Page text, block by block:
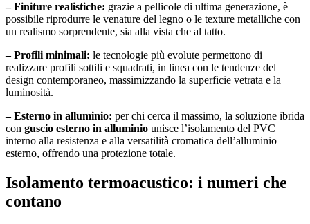
– Finiture realistiche: grazie a pellicole di ultima generazione, è
possibile riprodurre le venature del legno o le texture metalliche con
un realismo sorprendente, sia alla vista che al tatto.
– Profili minimali: le tecnologie più evolute permettono di
realizzare profili sottili e squadrati, in linea con le tendenze del
design contemporaneo, massimizzando la superficie vetrata e la
luminosità.
– Esterno in alluminio: per chi cerca il massimo, la soluzione ibrida
con guscio esterno in alluminio unisce l’isolamento del PVC
interno alla resistenza e alla versatilità cromatica dell’alluminio
esterno, offrendo una protezione totale.
Isolamento termoacustico: i numeri che
contano